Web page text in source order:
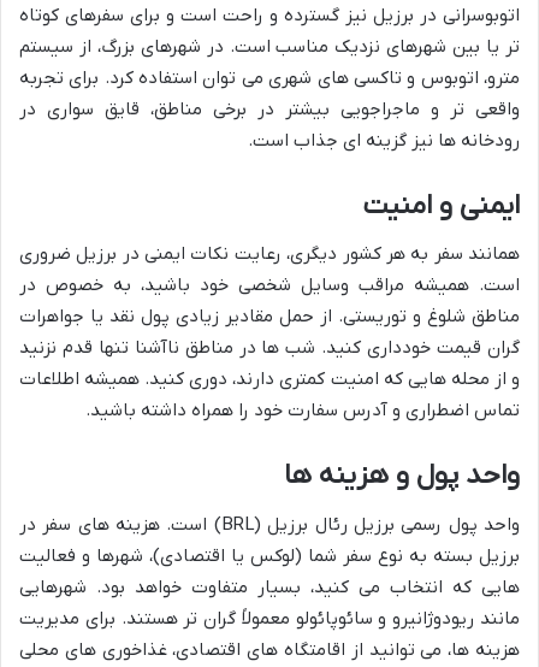
اتوبوسرانی در برزیل نیز گسترده و راحت است و برای سفرهای کوتاه
تر یا بین شهرهای نزدیک مناسب است. در شهرهای بزرگ، از سیستم
مترو، اتوبوس و تاکسی های شهری می توان استفاده کرد. برای تجربه
واقعی تر و ماجراجویی بیشتر در برخی مناطق، قایق سواری در
رودخانه ها نیز گزینه ای جذاب است.
ایمنی و امنیت
همانند سفر به هر کشور دیگری، رعایت نکات ایمنی در برزیل ضروری
است. همیشه مراقب وسایل شخصی خود باشید، به خصوص در
مناطق شلوغ و توریستی. از حمل مقادیر زیادی پول نقد یا جواهرات
گران قیمت خودداری کنید. شب ها در مناطق ناآشنا تنها قدم نزنید
و از محله هایی که امنیت کمتری دارند، دوری کنید. همیشه اطلاعات
تماس اضطراری و آدرس سفارت خود را همراه داشته باشید.
واحد پول و هزینه ها
واحد پول رسمی برزیل رئال برزیل (BRL) است. هزینه های سفر در
برزیل بسته به نوع سفر شما (لوکس یا اقتصادی)، شهرها و فعالیت
هایی که انتخاب می کنید، بسیار متفاوت خواهد بود. شهرهایی
مانند ریودوژانیرو و سائوپائولو معمولاً گران تر هستند. برای مدیریت
هزینه ها، می توانید از اقامتگاه های اقتصادی، غذاخوری های محلی